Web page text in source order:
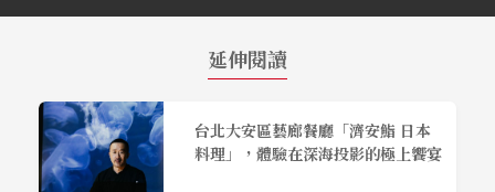
延伸閱讀
台北大安區藝廊餐廳「濟安鮨 日本
料理」，體驗在深海投影的極上饗宴